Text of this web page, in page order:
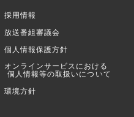
採用情報
放送番組審議会
個人情報保護方針
オンラインサービスにおける
個人情報等の取扱いについて
環境方針